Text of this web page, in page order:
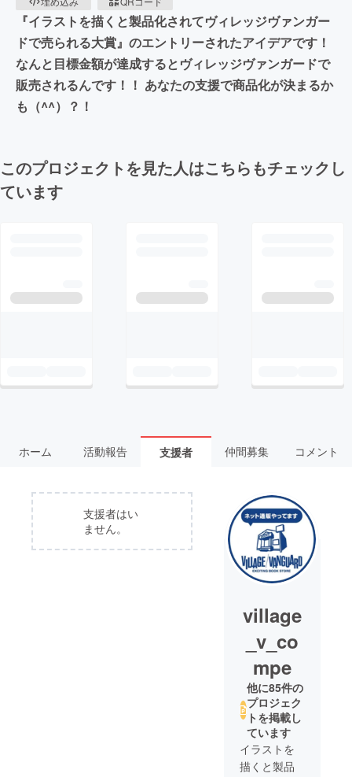
『イラストを描くと製品化されてヴィレッジヴァンガー
ドで売られる大賞』のエントリーされたアイデアです！
なんと目標金額が達成するとヴィレッジヴァンガードで
販売されるんです！！ あなたの支援で商品化が決まるか
も（^^）？！
このプロジェクトを見た人はこちらもチェックし
ています
ホーム 活動報告 支援者 仲間募集 コメント
支援者はい
ません。
village
_v_co
mpe
他に85件の
プロジェク
トを掲載し
ています
イラストを
描くと製品